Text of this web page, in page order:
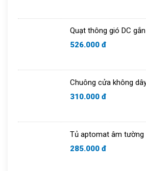
Quạt thông gió DC
526.000 đ
Chuông cửa không
310.000 đ
Tủ aptomat âm tường
285.000 đ